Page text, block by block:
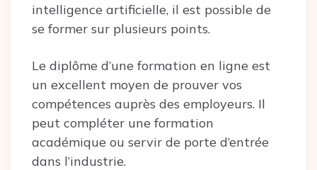
intelligence artificielle, il est possible de
se former sur plusieurs points.
Le diplôme d’une formation en ligne est
un excellent moyen de prouver vos
compétences auprès des employeurs. Il
peut compléter une formation
académique ou servir de porte d’entrée
dans l’industrie.